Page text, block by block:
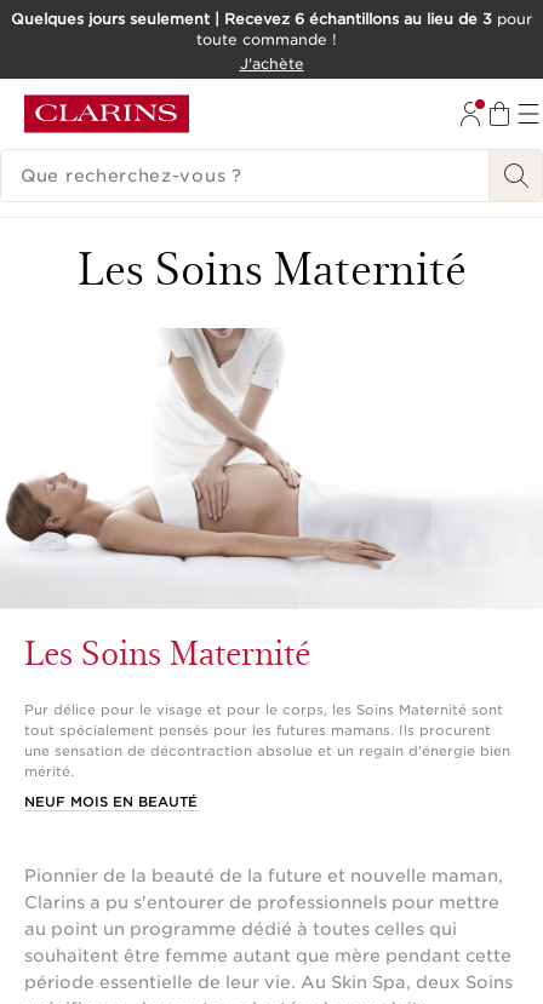
ALLER AU CONTENU
Quelques jours seulement | Recevez 6 échantillons au lieu de 3 pour
toute commande !
J'achète
HISTORIQUE DES RECHERCHES
Les Soins Maternité
Les Soins Maternité
Pur délice pour le visage et pour le corps, les Soins Maternité sont
tout spécialement pensés pour les futures mamans. Ils procurent
une sensation de décontraction absolue et un regain d'énergie bien
mérité.
NEUF MOIS EN BEAUTÉ
Pionnier de la beauté de la future et nouvelle maman,
Clarins a pu s'entourer de professionnels pour mettre
au point un programme dédié à toutes celles qui
souhaitent être femme autant que mère pendant cette
période essentielle de leur vie. Au Skin Spa, deux Soins